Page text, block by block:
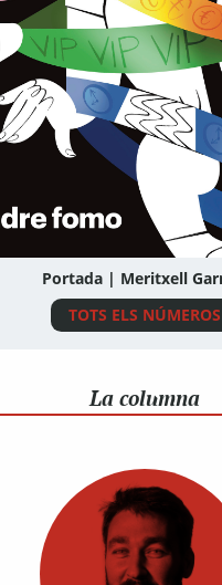
Portada | Meritxell
TOTS ELS NÚMEROS
La columna